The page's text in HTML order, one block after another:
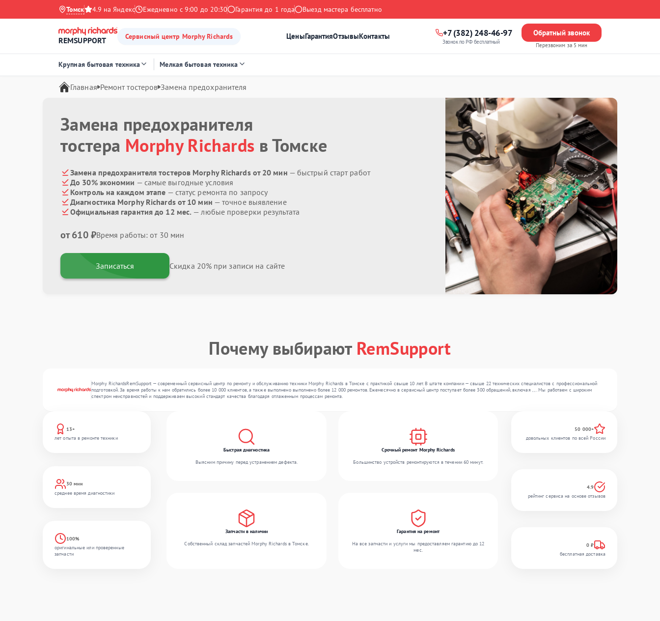
Томск 4.9 на Яндекс Ежедневно с 9:00 до 20:30 Гарантия до 1 года Выезд мастера бесплатно
REMSUPPORT Сервисный центр Morphy Richards ЦеныГарантияОтзывыКонтакты +7 (382) 248-46-97
Звонок по РФ бесплатный
Обратный звонок
Перезвоним за 5 мин
Крупная бытовая техника Мелкая бытовая техника
Главная Ремонт тостеров Замена предохранителя
Замена предохранителя
тостера Morphy Richards в Томске
Замена предохранителя тостеров Morphy Richards от 20 мин — быстрый старт работ
До 30% экономии — самые выгодные условия
Контроль на каждом этапе — статус ремонта по запросу
Диагностика Morphy Richards от 10 мин — точное выявление
Официальная гарантия до 12 мес. — любые проверки результата
от 610 ₽Время работы: от 30 мин
Записаться Скидка 20% при записи на сайте
Почему выбирают RemSupport
Morphy RichardsRemSupport — современный сервисный центр по ремонту и обслуживанию техники Morphy Richards в Томске с практикой свыше 10 лет. В штате компании — свыше 22 технических специалистов с профессиональной
подготовкой. За время работы к нам обратились более 10 000 клиентов, а также выполнено выполнено более 12 000 ремонтов. Ежемесячно в сервисный центр поступает более 300 обращений, включая , , . Мы работаем с широким
спектром неисправностей и поддерживаем высокий стандарт качества благодаря отлаженным процессам ремонта.
13+
лет опыта в ремонте техники
30 мин
среднее время диагностики
100%
оригинальные или проверенные
запчасти
Быстрая диагностика
Выясним причину перед устранением дефекта.
Срочный ремонт Morphy Richards
Большинство устройств ремонтируются в течении 60 минут.
Запчасти в наличии
Собственный склад запчастей Morphy Richards в Томске.
Гарантия на ремонт
На все запчасти и услуги мы предоставляем гарантию до 12
мес.
50 000+
довольных клиентов по всей России
4.9
рейтинг сервиса на основе отзывов
0 ₽
бесплатная доставка